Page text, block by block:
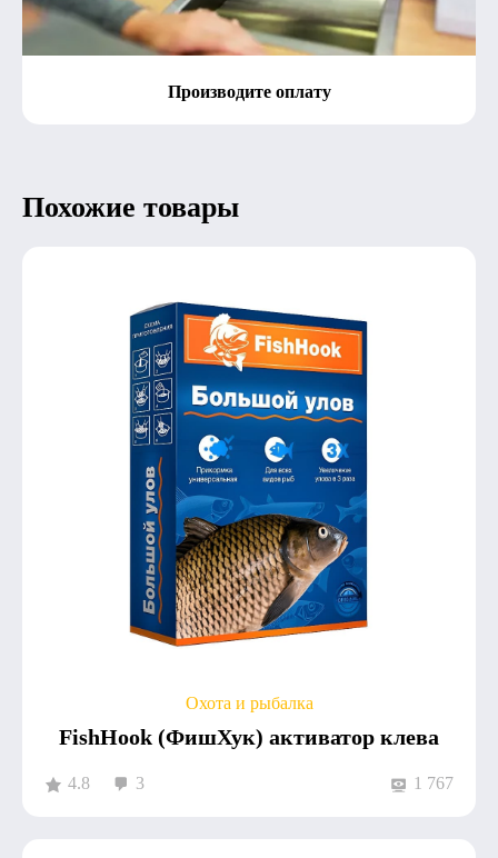
Производите оплату
Похожие товары
Охота и рыбалка
FishHook (ФишХук) активатор клева
4.8 3 1 767